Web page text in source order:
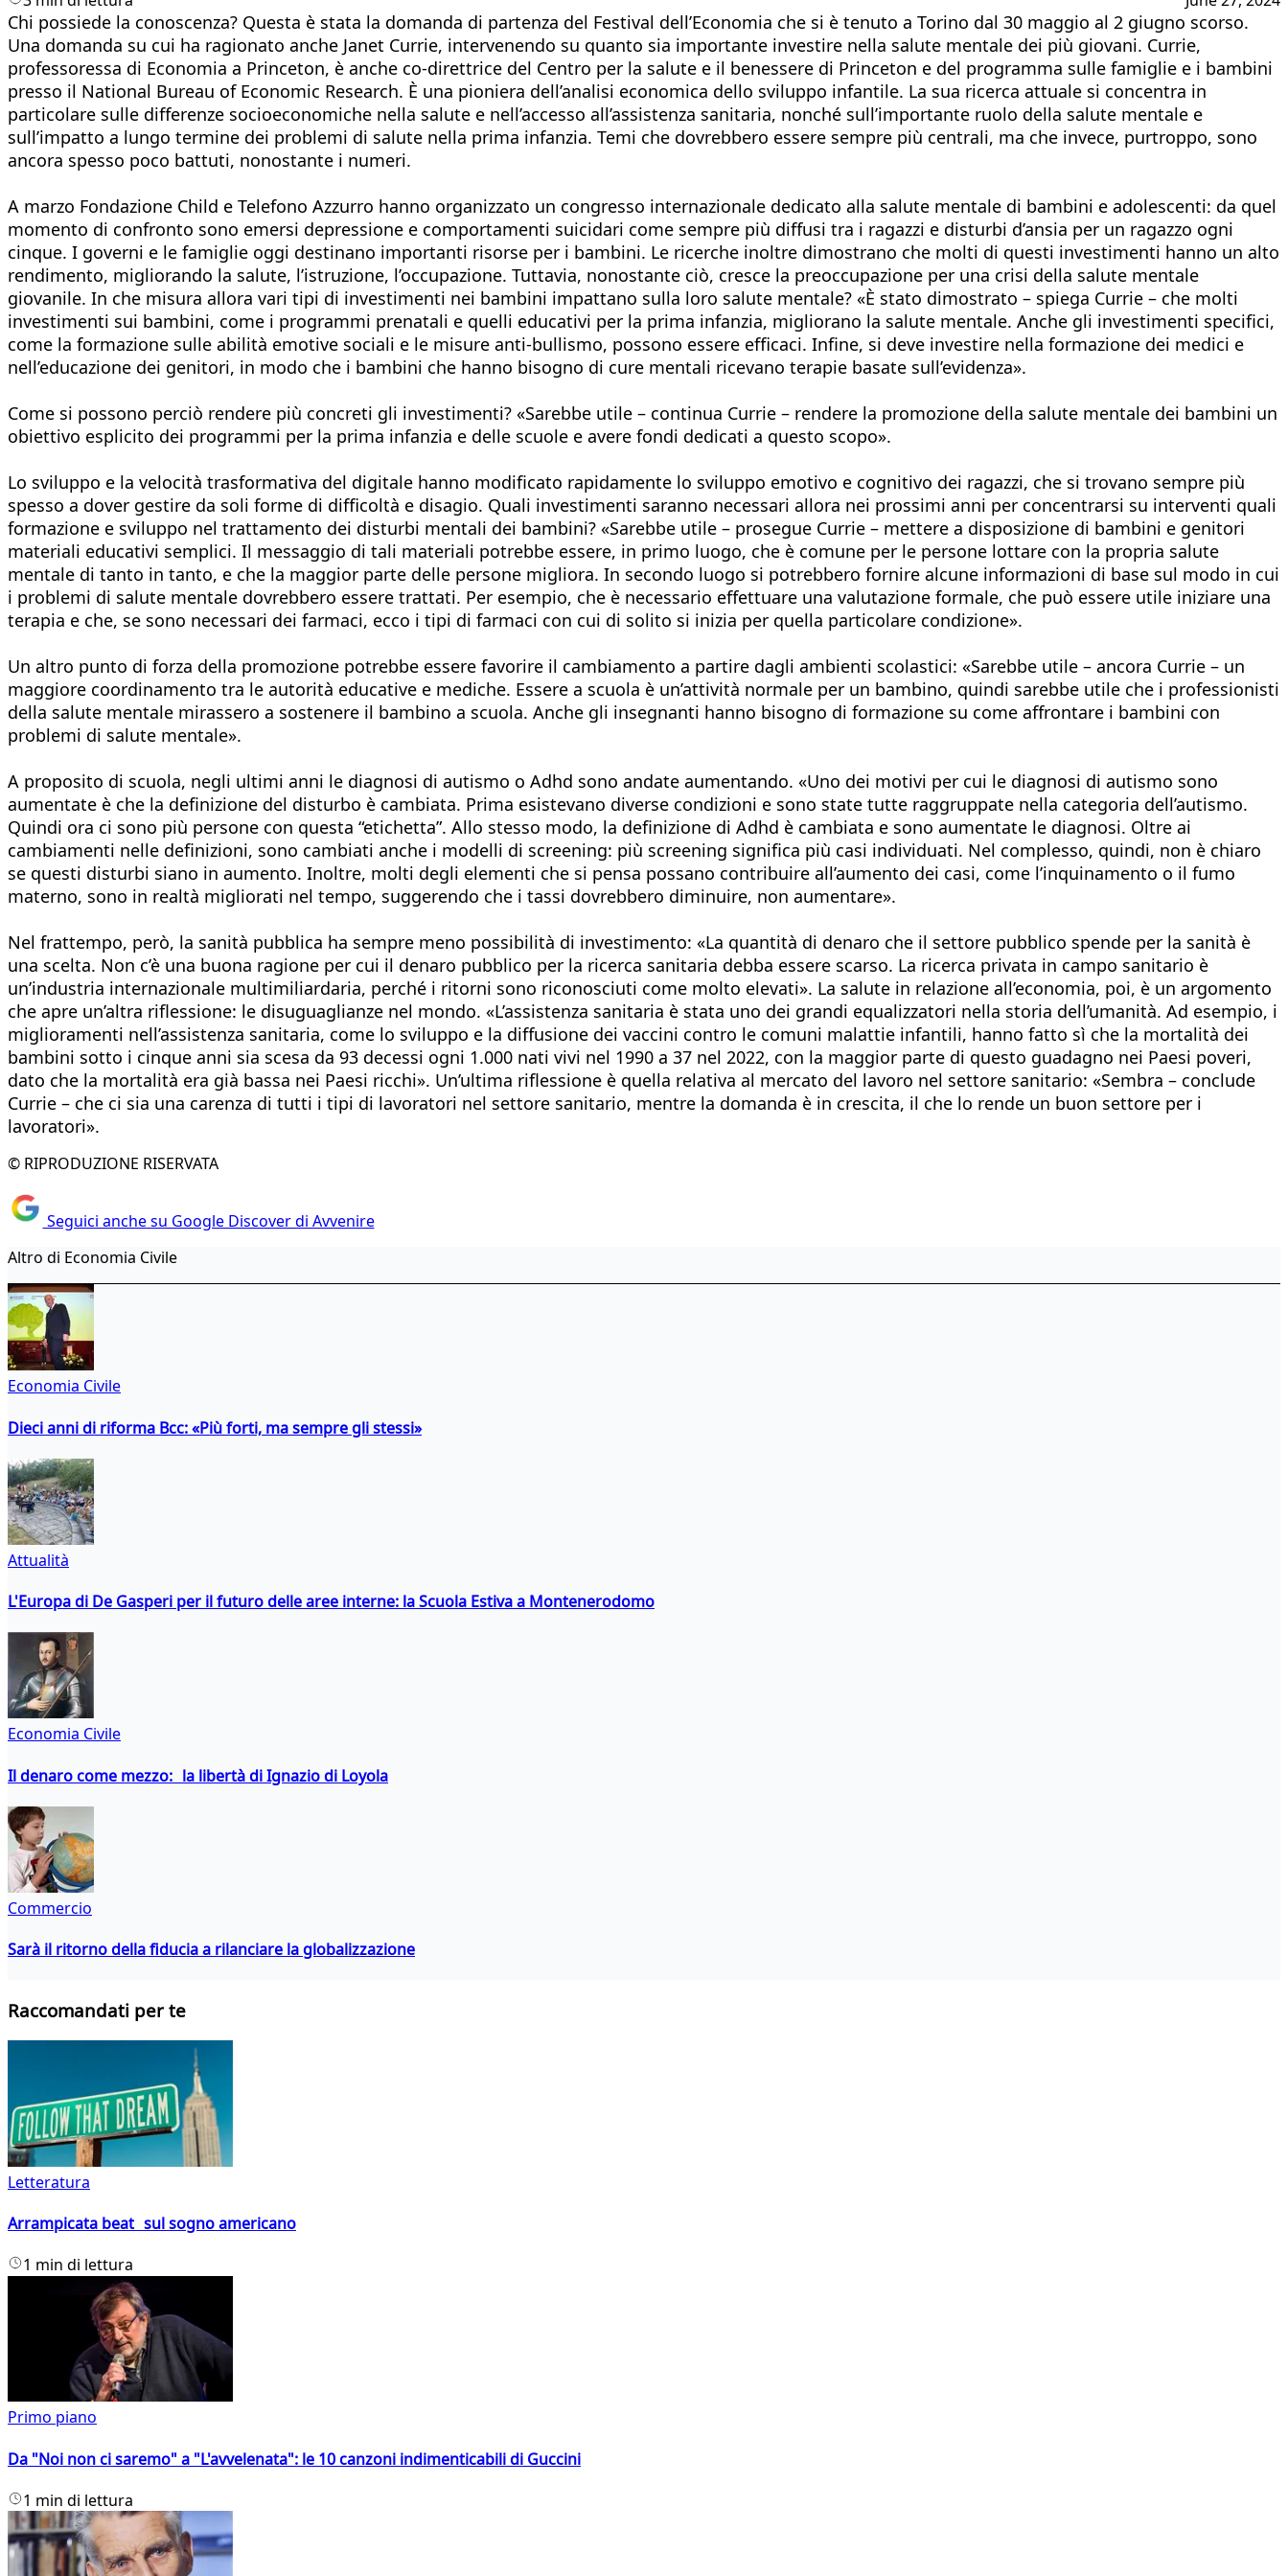
Chi possiede la conoscenza? Questa è stata la domanda di partenza del Festival dell’Economia che si è tenuto a Torino dal 30 maggio al 2 giugno scorso.
Una domanda su cui ha ragionato anche Janet Currie, intervenendo su quanto sia importante investire nella salute mentale dei più giovani. Currie,
professoressa di Economia a Princeton, è anche co-direttrice del Centro per la salute e il benessere di Princeton e del programma sulle famiglie e i bambini
presso il National Bureau of Economic Research. È una pioniera dell’analisi economica dello sviluppo infantile. La sua ricerca attuale si concentra in
particolare sulle differenze socioeconomiche nella salute e nell’accesso all’assistenza sanitaria, nonché sull’importante ruolo della salute mentale e
sull’impatto a lungo termine dei problemi di salute nella prima infanzia. Temi che dovrebbero essere sempre più centrali, ma che invece, purtroppo, sono
ancora spesso poco battuti, nonostante i numeri.
A marzo Fondazione Child e Telefono Azzurro hanno organizzato un congresso internazionale dedicato alla salute mentale di bambini e adolescenti: da quel
momento di confronto sono emersi depressione e comportamenti suicidari come sempre più diffusi tra i ragazzi e disturbi d’ansia per un ragazzo ogni
cinque. I governi e le famiglie oggi destinano importanti risorse per i bambini. Le ricerche inoltre dimostrano che molti di questi investimenti hanno un alto
rendimento, migliorando la salute, l’istruzione, l’occupazione. Tuttavia, nonostante ciò, cresce la preoccupazione per una crisi della salute mentale
giovanile. In che misura allora vari tipi di investimenti nei bambini impattano sulla loro salute mentale? «È stato dimostrato – spiega Currie – che molti
investimenti sui bambini, come i programmi prenatali e quelli educativi per la prima infanzia, migliorano la salute mentale. Anche gli investimenti specifici,
come la formazione sulle abilità emotive sociali e le misure anti-bullismo, possono essere efficaci. Infine, si deve investire nella formazione dei medici e
nell’educazione dei genitori, in modo che i bambini che hanno bisogno di cure mentali ricevano terapie basate sull’evidenza».
Come si possono perciò rendere più concreti gli investimenti? «Sarebbe utile – continua Currie – rendere la promozione della salute mentale dei bambini un
obiettivo esplicito dei programmi per la prima infanzia e delle scuole e avere fondi dedicati a questo scopo».
Lo sviluppo e la velocità trasformativa del digitale hanno modificato rapidamente lo sviluppo emotivo e cognitivo dei ragazzi, che si trovano sempre più
spesso a dover gestire da soli forme di difficoltà e disagio. Quali investimenti saranno necessari allora nei prossimi anni per concentrarsi su interventi quali
formazione e sviluppo nel trattamento dei disturbi mentali dei bambini? «Sarebbe utile – prosegue Currie – mettere a disposizione di bambini e genitori
materiali educativi semplici. Il messaggio di tali materiali potrebbe essere, in primo luogo, che è comune per le persone lottare con la propria salute
mentale di tanto in tanto, e che la maggior parte delle persone migliora. In secondo luogo si potrebbero fornire alcune informazioni di base sul modo in cui
i problemi di salute mentale dovrebbero essere trattati. Per esempio, che è necessario effettuare una valutazione formale, che può essere utile iniziare una
terapia e che, se sono necessari dei farmaci, ecco i tipi di farmaci con cui di solito si inizia per quella particolare condizione».
Un altro punto di forza della promozione potrebbe essere favorire il cambiamento a partire dagli ambienti scolastici: «Sarebbe utile – ancora Currie – un
maggiore coordinamento tra le autorità educative e mediche. Essere a scuola è un’attività normale per un bambino, quindi sarebbe utile che i professionisti
della salute mentale mirassero a sostenere il bambino a scuola. Anche gli insegnanti hanno bisogno di formazione su come affrontare i bambini con
problemi di salute mentale».
A proposito di scuola, negli ultimi anni le diagnosi di autismo o Adhd sono andate aumentando. «Uno dei motivi per cui le diagnosi di autismo sono
aumentate è che la definizione del disturbo è cambiata. Prima esistevano diverse condizioni e sono state tutte raggruppate nella categoria dell’autismo.
Quindi ora ci sono più persone con questa “etichetta”. Allo stesso modo, la definizione di Adhd è cambiata e sono aumentate le diagnosi. Oltre ai
cambiamenti nelle definizioni, sono cambiati anche i modelli di screening: più screening significa più casi individuati. Nel complesso, quindi, non è chiaro
se questi disturbi siano in aumento. Inoltre, molti degli elementi che si pensa possano contribuire all’aumento dei casi, come l’inquinamento o il fumo
materno, sono in realtà migliorati nel tempo, suggerendo che i tassi dovrebbero diminuire, non aumentare».
Nel frattempo, però, la sanità pubblica ha sempre meno possibilità di investimento: «La quantità di denaro che il settore pubblico spende per la sanità è
una scelta. Non c’è una buona ragione per cui il denaro pubblico per la ricerca sanitaria debba essere scarso. La ricerca privata in campo sanitario è
un’industria internazionale multimiliardaria, perché i ritorni sono riconosciuti come molto elevati». La salute in relazione all’economia, poi, è un argomento
che apre un’altra riflessione: le disuguaglianze nel mondo. «L’assistenza sanitaria è stata uno dei grandi equalizzatori nella storia dell’umanità. Ad esempio, i
miglioramenti nell’assistenza sanitaria, come lo sviluppo e la diffusione dei vaccini contro le comuni malattie infantili, hanno fatto sì che la mortalità dei
bambini sotto i cinque anni sia scesa da 93 decessi ogni 1.000 nati vivi nel 1990 a 37 nel 2022, con la maggior parte di questo guadagno nei Paesi poveri,
dato che la mortalità era già bassa nei Paesi ricchi». Un’ultima riflessione è quella relativa al mercato del lavoro nel settore sanitario: «Sembra – conclude
Currie – che ci sia una carenza di tutti i tipi di lavoratori nel settore sanitario, mentre la domanda è in crescita, il che lo rende un buon settore per i
lavoratori».
© RIPRODUZIONE RISERVATA
Seguici anche su Google Discover di Avvenire
Altro di Economia Civile
Economia Civile
Dieci anni di riforma Bcc: «Più forti, ma sempre gli stessi»
Attualità
L'Europa di De Gasperi per il futuro delle aree interne: la Scuola Estiva a Montenerodomo
Economia Civile
Il denaro come mezzo: la libertà di Ignazio di Loyola
Commercio
Sarà il ritorno della fiducia a rilanciare la globalizzazione
Raccomandati per te
Letteratura
Arrampicata beat sul sogno americano
1 min di lettura
Primo piano
Da "Noi non ci saremo" a "L'avvelenata": le 10 canzoni indimenticabili di Guccini
1 min di lettura